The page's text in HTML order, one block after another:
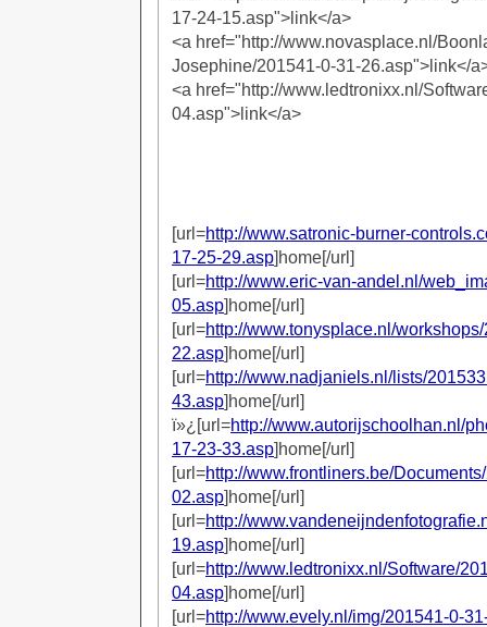
17-24-15.asp">link</a>
<a href="http://www.novasplace.nl/
Josephine/201541-0-31-26.asp">link</
<a href="http://www.ledtronixx.nl/
04.asp">link</a>
[url=http://www.satronic-burner-
17-25-29.asp]home[/url]
[url=http://www.eric-van-andel.nl/
05.asp]home[/url]
[url=http://www.tonysplace.nl/
22.asp]home[/url]
[url=http://www.nadjaniels.nl/lists/
43.asp]home[/url]
ï»¿[url=http://www.autorijschoolhan.nl/
17-23-33.asp]home[/url]
[url=http://www.frontliners.be/
02.asp]home[/url]
[url=http://
19.asp]home[/url]
[url=http://www.ledtronixx.nl/Software/
04.asp]home[/url]
[url=http://www.evely.nl/img/201541-0-